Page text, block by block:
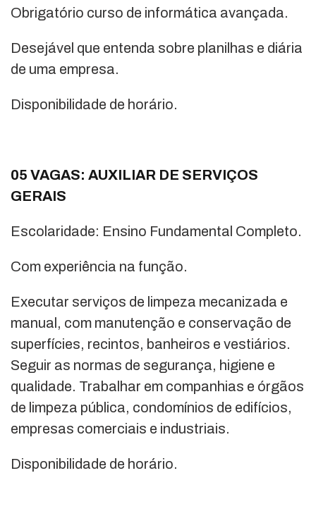
Obrigatório curso de informática avançada.
Desejável que entenda sobre planilhas e diária
de uma empresa.
Disponibilidade de horário.
05 VAGAS: AUXILIAR DE SERVIÇOS
GERAIS
Escolaridade: Ensino Fundamental Completo.
Com experiência na função.
Executar serviços de limpeza mecanizada e
manual, com manutenção e conservação de
superfícies, recintos, banheiros e vestiários.
Seguir as normas de segurança, higiene e
qualidade. Trabalhar em companhias e órgãos
de limpeza pública, condomínios de edifícios,
empresas comerciais e industriais.
Disponibilidade de horário.